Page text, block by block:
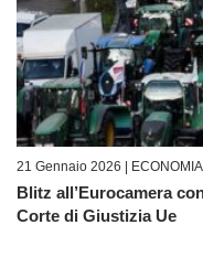
21 Gennaio 2026 | ECONOMIA
Blitz all’Eurocamera
Corte di Giustizia Ue